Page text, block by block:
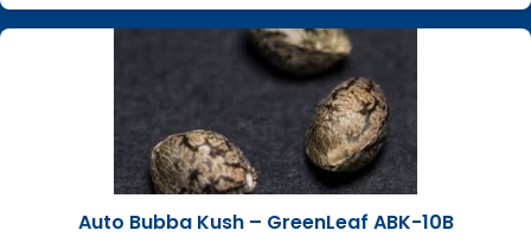
Auto Bubba Kush – GreenLeaf ABK-10B